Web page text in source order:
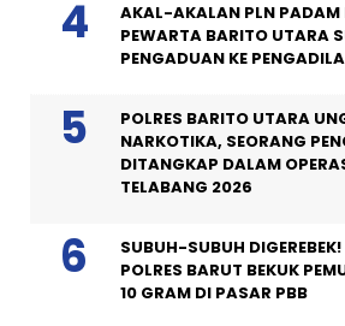
AKAL-AKALAN PLN PADAM
PEWARTA BARITO UTARA
PENGADUAN KE
POLRES BARITO UTARA
NARKOTIKA, SEORANG
DITANGKAP DALAM
TELABANG 2026
SUBUH-SUBUH
POLRES BARUT BEKUK
10 GRAM DI PASAR PBB